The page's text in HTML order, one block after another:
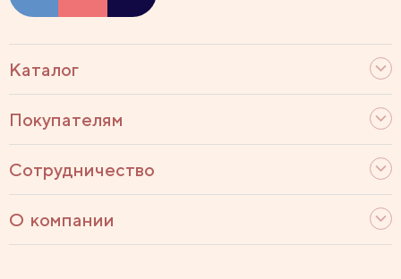
Каталог
Покупателям
Сотрудничество
О компании